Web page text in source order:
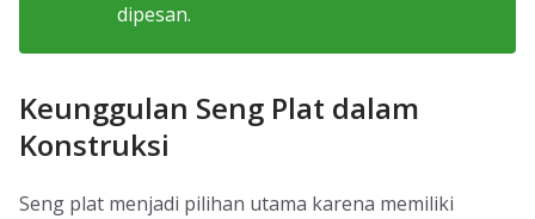
dipesan.
Keunggulan Seng Plat dalam
Konstruksi
Seng plat menjadi pilihan utama karena memiliki